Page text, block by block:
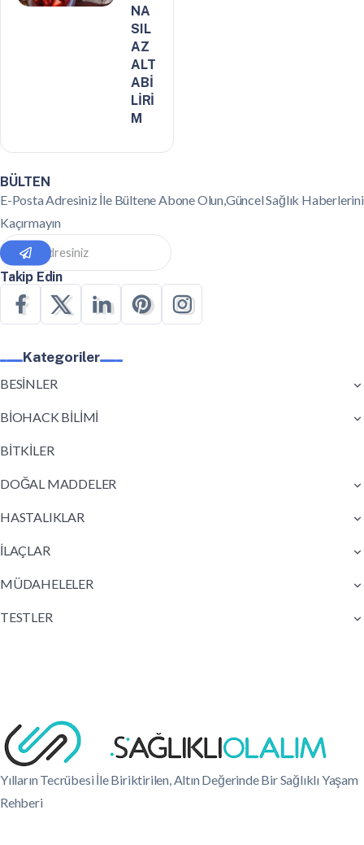
NA
SIL
AZ
ALT
ABİ
LİRİ
M
BÜLTEN
E-Posta Adresiniz İle Bültene Abone Olun,Güncel Sağlık Haberlerini
Kaçırmayın
Takip Edin
Kategoriler
BESİNLER
BİOHACK BİLİMİ
BİTKİLER
DOĞAL MADDELER
HASTALIKLAR
İLAÇLAR
MÜDAHELELER
TESTLER
Yılların Tecrübesi İle Biriktirilen, Altın Değerinde Bir Sağlıklı Yaşam
Rehberi